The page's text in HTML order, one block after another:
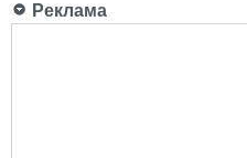
Реклама